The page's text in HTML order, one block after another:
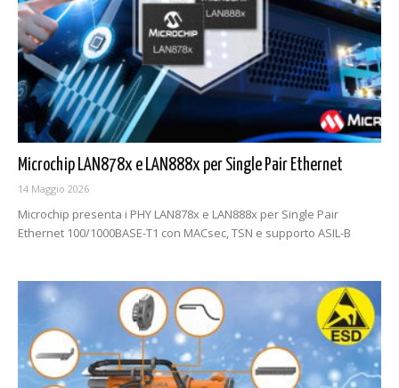
Microchip LAN878x e LAN888x per Single Pair Ethernet
14 Maggio 2026
Microchip presenta i PHY LAN878x e LAN888x per Single Pair
Ethernet 100/1000BASE-T1 con MACsec, TSN e supporto ASIL-B